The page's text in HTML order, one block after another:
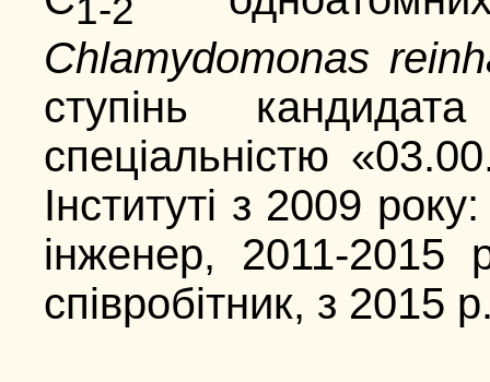
1-2
Сhlamydomonas
ступінь
спеціальністю
Інституті з 2009
інженер, 2011-
співробітник, з 2015